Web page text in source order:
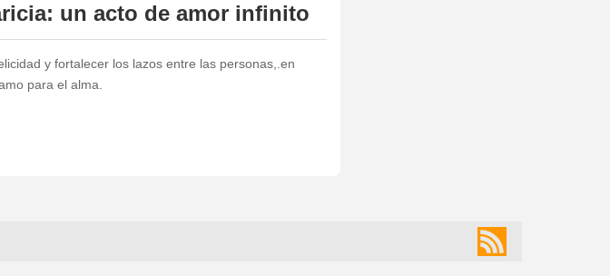
un acto de amor infinito
y fortalecer los lazos entre las personas,.en
para el alma.